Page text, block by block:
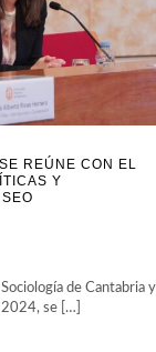
REÚNE CON EL
Y
de Cantabria y
se […]